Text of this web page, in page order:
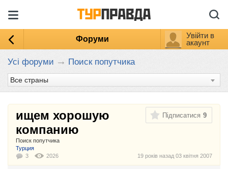
Форуми
Увійти в
акаунт
Усі форуми → Поиск попутчика
ищем хорошую
компанию
19 років назад 03 квітня 2007
Поиск попутчика
3 2026
Підписатися 9
Турция